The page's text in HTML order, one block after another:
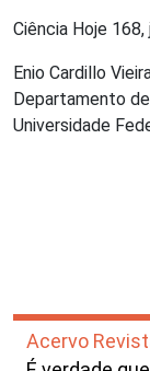
Ciência Hoje
Enio Cardillo
Departamento
Universidade
Acervo